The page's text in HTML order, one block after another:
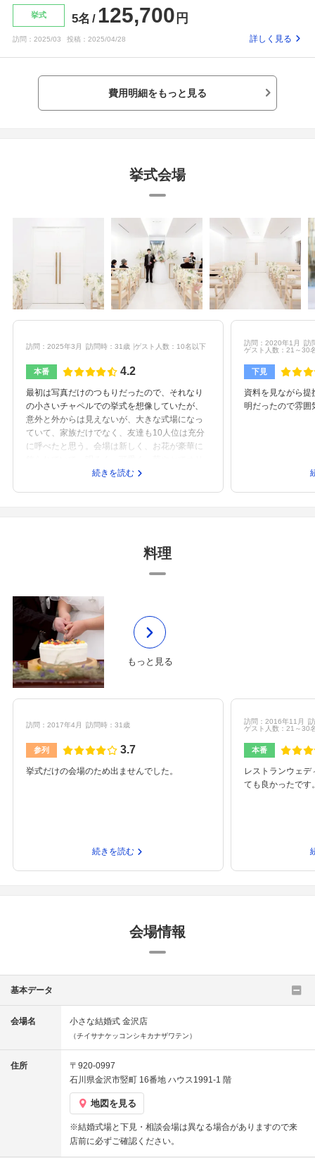
挙式 5名 125,700 円
訪問： 2025/03 投稿： 2025/04/28 詳しく見る
費用明細をもっと見る
挙式会場
訪問：2025年3月 訪問時：31歳 ゲスト人数：10名以下
本番 4.2
最初は写真だけのつもりだったので、それなり
の小さいチャペルでの挙式を想像していたが、
意外と外からは見えないが、大きな式場になっ
ていて、家族だけでなく、友達も10人位は充分
に呼べたと思う。会場は新しく、お花が豪華に
ジナル溢れた式場でした。
続きを読む
訪問：2020年1月
訪
ゲスト人数：21～30
下見
資料を見ながら提
明だったので雰囲
料理
もっと見る
訪問：2017年4月 訪問時：31歳
参列 3.7
挙式だけの会場のため出ませんでした。
続きを読む
訪問：2016年11月
ゲスト人数：21～30
本番
レストランウェデ
ても良かったです
会場情報
基本データ
会場名 小さな結婚式 金沢店
（チイサナケッコンシキカナザワテン）
住所
〒920-0997
石川県金沢市竪町 16番地 ハウス1991-1 階
地図を見る
※結婚式場と下見・相談会場は異なる場合がありますので来
店前に必ずご確認ください。